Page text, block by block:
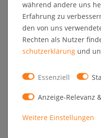
Leuchtrahmen LED jetzt
während andere uns
Erfahrung zu
den von uns
Rechten als Nutzer
schutz­erklärung und
Essenziell
Anzeige-Relevanz
Weitere Einstellungen